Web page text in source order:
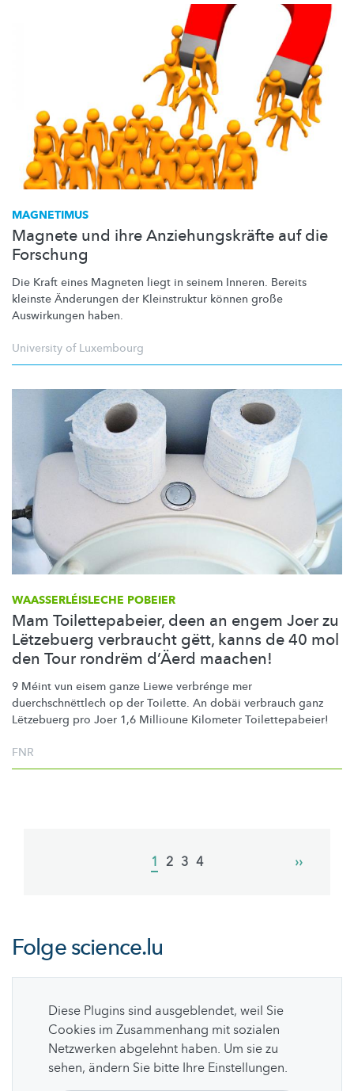
MAGNETIMUS
Magnete und ihre Anziehungskräfte auf die
Forschung
Die Kraft eines Magneten liegt in seinem Inneren. Bereits
kleinste Änderungen der Kleinstruktur können große
Auswirkungen haben.
University of Luxembourg
WAASSERLÉISLECHE POBEIER
Mam Toilettepabeier, deen an engem Joer zu
Lëtzebuerg verbraucht gëtt, kanns de 40 mol
den Tour rondrëm d’Äerd maachen!
9 Méint vun eisem ganze Liewe verbrénge mer
duerchschnëttlech op der Toilette. An dobäi verbrauch ganz
Lëtzebuerg pro Joer 1,6 Millioune Kilometer Toilettepabeier!
FNR
Current
1 Page
2 Page
3 Page
4
Next
››
Folgescience.lu
Diese Plugins sind ausgeblendet, weil Sie
Cookies im Zusammenhang mit sozialen
Netzwerken abgelehnt haben. Um sie zu
sehen, ändern Sie bitte Ihre Einstellungen.